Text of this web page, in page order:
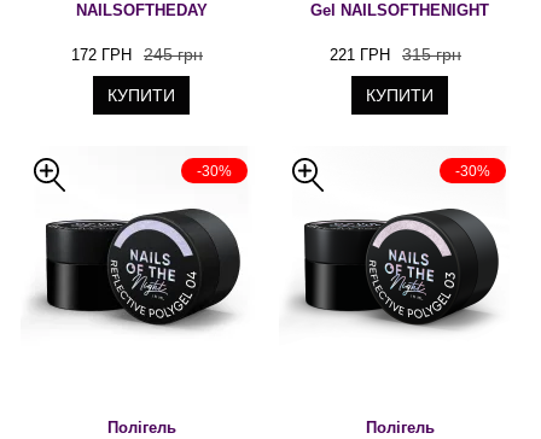
NAILSOFTHEDAY
172 ГРН 245 грн
КУПИТИ
Gel NAILSOFTHENIGHT
221 ГРН 315 грн
КУПИТИ
-30%
Полігель
-30%
Полігель